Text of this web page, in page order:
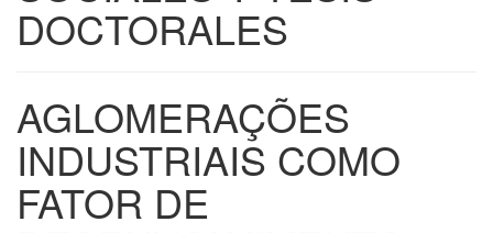
DOCTORALES
AGLOMERAÇÕES
INDUSTRIAIS COMO
FATOR DE